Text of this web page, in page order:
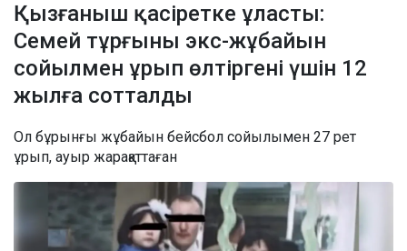
Қызғаныш қасіретке ұласты:
Семей тұрғыны экс-жұбайын
сойылмен ұрып өлтіргені үшін 12
жылға сотталды
Ол бұрынғы жұбайын бейсбол сойылымен 27 рет
ұрып, ауыр жарақаттаған